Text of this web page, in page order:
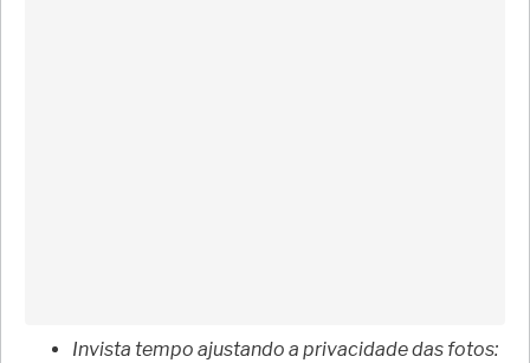
Invista tempo ajustando a privacidade das fotos: